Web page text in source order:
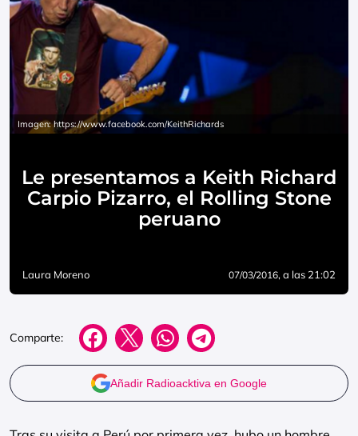
Imagen: https://www.facebook.com/KeithRichards
Le presentamos a Keith Richard
Carpio Pizarro, el Rolling Stone
peruano
Laura Moreno 07/03/2016, a las 21:02
Comparte:
Añadir Radioacktiva en Google